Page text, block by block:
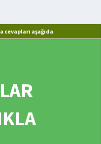
cevapları aşağıda